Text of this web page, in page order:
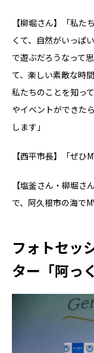
【柳堀さん】「私た
くて、自然がいっぱ
で遊ぶだろうなって
て、楽しい素敵な時
私たちのことを知っ
やイベントができた
します」
【西平市長】「ぜひ
【塩釜さん・柳堀さ
で、阿久根市の海で
フォトセッ
ター「阿っ